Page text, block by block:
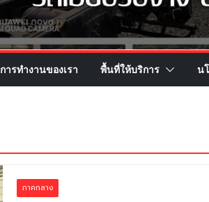
การทำงานของเรา พื้นที่ให้บริการ น
ภาคกลาง